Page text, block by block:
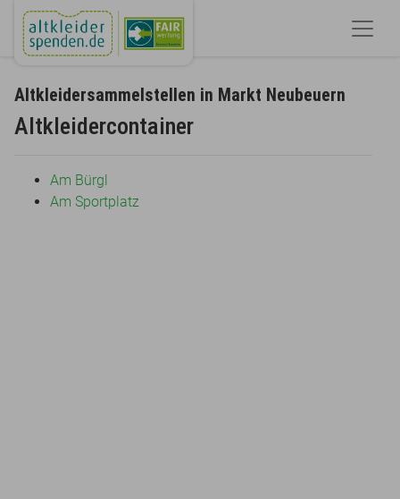
Altkleidersammelstellen in Markt Neubeuern
Altkleidercontainer
Am Bürgl
Am Sportplatz